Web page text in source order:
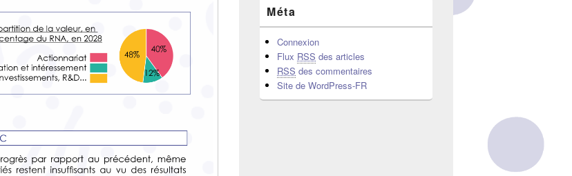
Méta
Connexion
Flux RSS des articles
RSS des commentaires
Site de WordPress-FR